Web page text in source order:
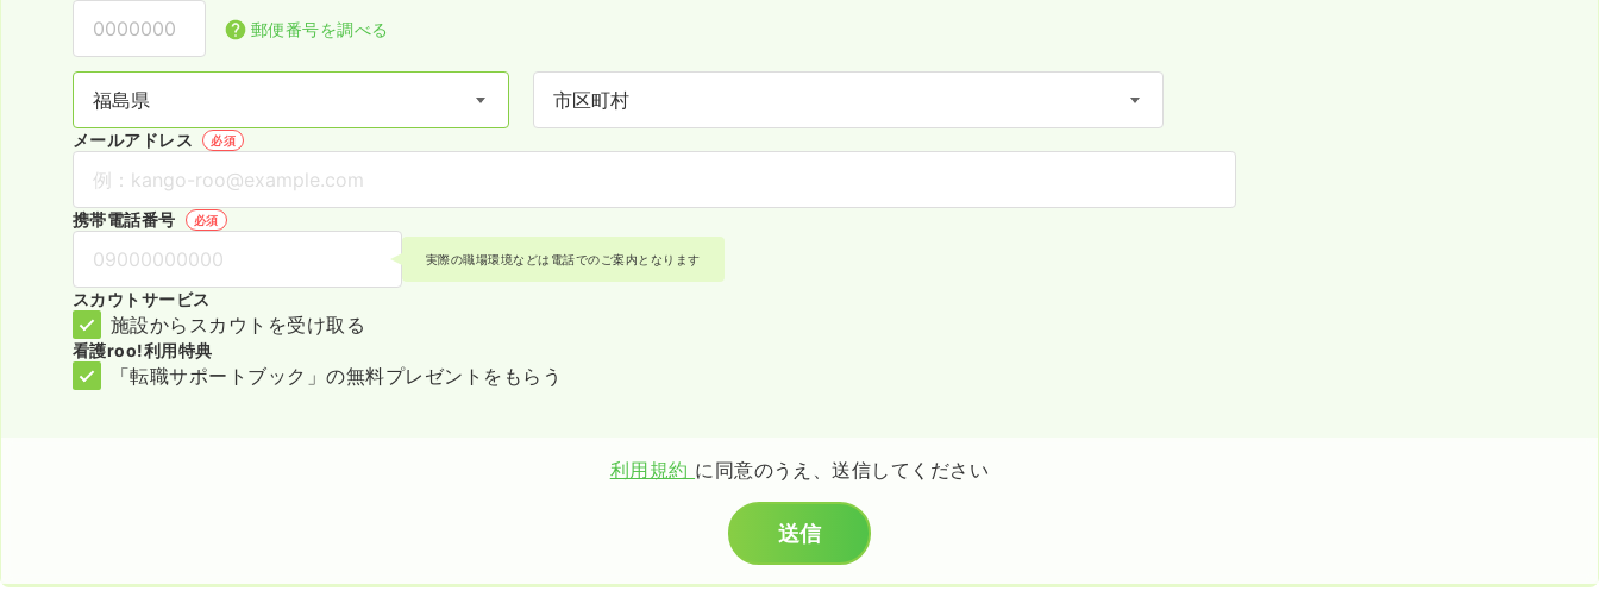
郵便番号を調べる
メールアドレス 必須
携帯電話番号 必須
実際の職場環境などは電話でのご案内となります
スカウトサービス
施設からスカウトを受け取る
看護roo!利用特典
「転職サポートブック」の無料プレゼントをもらう
利用規約 に同意のうえ、送信してください
送信